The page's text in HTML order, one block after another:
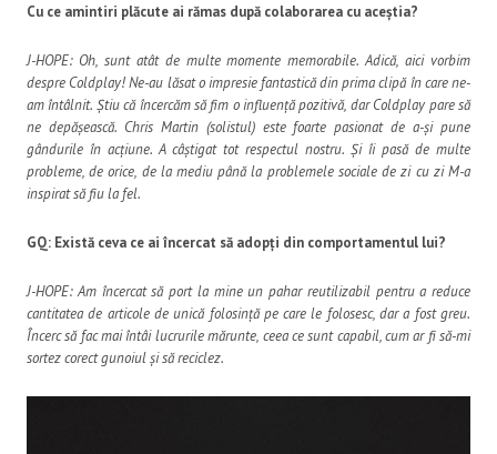
Cu ce amintiri plăcute ai rămas după colaborarea cu aceștia?
J-HOPE: Oh, sunt atât de multe momente memorabile. Adică, aici vorbim
despre Coldplay! Ne-au lăsat o impresie fantastică din prima clipă în care ne-
am întâlnit. Știu că încercăm să fim o influență pozitivă, dar Coldplay pare să
ne depășească. Chris Martin (solistul) este foarte pasionat de a-și pune
gândurile în acțiune. A câștigat tot respectul nostru. Și îi pasă de multe
probleme, de orice, de la mediu până la problemele sociale de zi cu zi M-a
inspirat să fiu la fel.
GQ: Există ceva ce ai încercat să adopți din comportamentul lui?
J-HOPE: Am încercat să port la mine un pahar reutilizabil pentru a reduce
cantitatea de articole de unică folosință pe care le folosesc, dar a fost greu.
Încerc să fac mai întâi lucrurile mărunte, ceea ce sunt capabil, cum ar fi să-mi
sortez corect gunoiul și să reciclez.